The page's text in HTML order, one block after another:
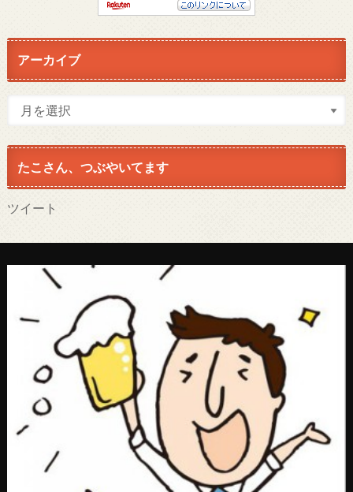
アーカイブ
たこさん、つぶやいてます
ツイート